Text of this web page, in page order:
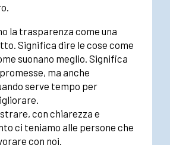
la trasparenza come una
Significa dire le cose come
suonano meglio. Significa
ma anche
serve tempo per
con chiarezza e
ci teniamo alle persone che
con noi.